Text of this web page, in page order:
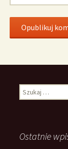
Szukaj:
Ostatnie